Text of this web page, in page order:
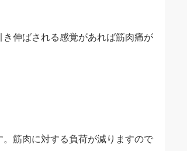
伸ばされる感覚があれば筋肉痛が
筋肉に対する負荷が減りますので